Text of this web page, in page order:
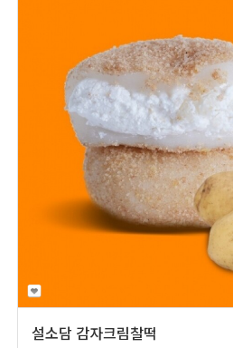
설소담 감자크림찰떡